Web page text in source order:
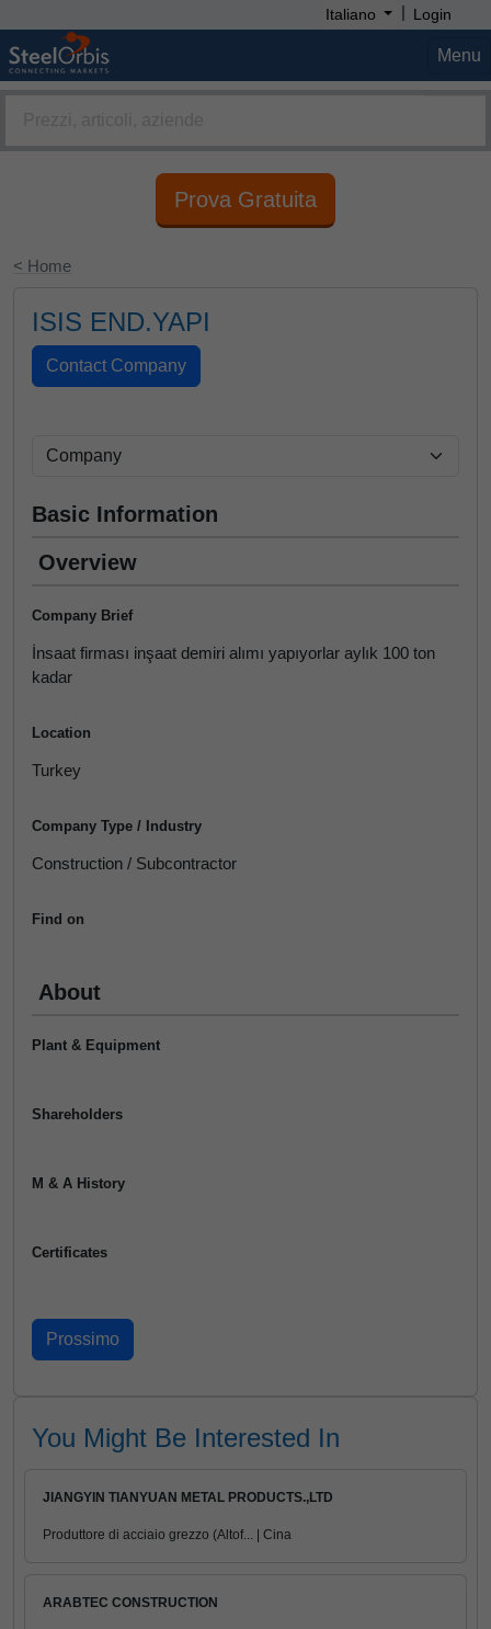
Italiano | Login
Menu
Prova Gratuita
< Home
ISIS END.YAPI
Basic Information
Overview
Company Brief
İnsaat firması inşaat demiri alımı yapıyorlar aylık 100 ton
kadar
Location
Turkey
Company Type / Industry
Construction / Subcontractor
Find on
About
Plant & Equipment
Shareholders
M & A History
Certificates
You Might Be Interested In
JIANGYIN TIANYUAN METAL PRODUCTS.,LTD
Produttore di acciaio grezzo (Altof... | Cina
ARABTEC CONSTRUCTION